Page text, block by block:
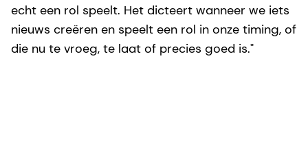
echt een rol speelt. Het dicteert wanneer we iets
nieuws creëren en speelt een rol in onze timing, of
die nu te vroeg, te laat of precies goed is."